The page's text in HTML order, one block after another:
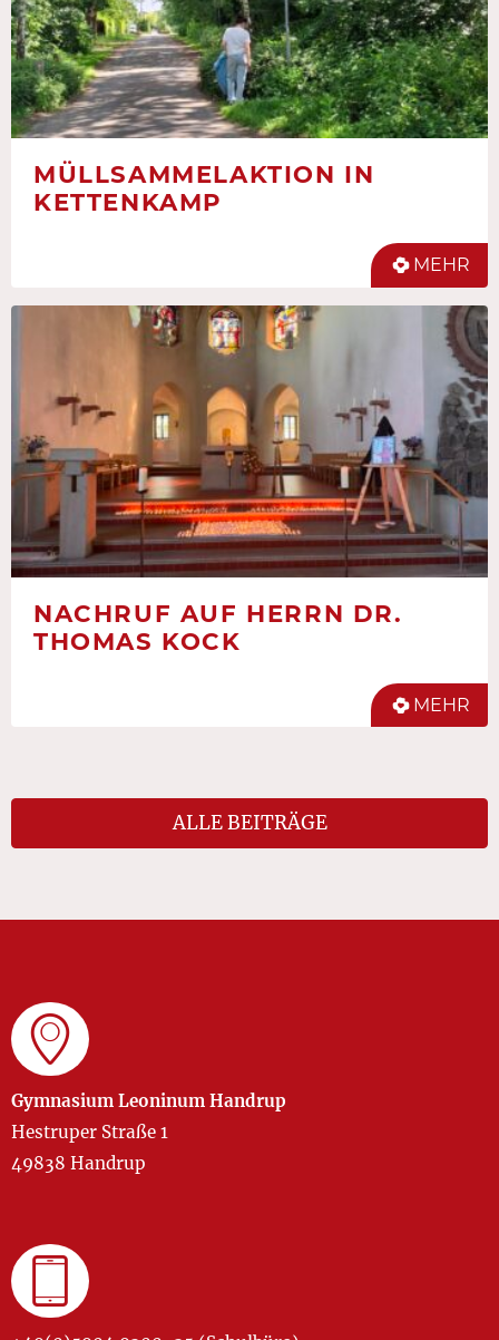
MÜLLSAMMELAKTION IN
KETTENKAMP
MEHR
NACHRUF AUF HERRN DR.
THOMAS KOCK
MEHR
ALLE BEITRÄGE
Gymnasium Leoninum Handrup
Hestruper Straße 1
49838 Handrup